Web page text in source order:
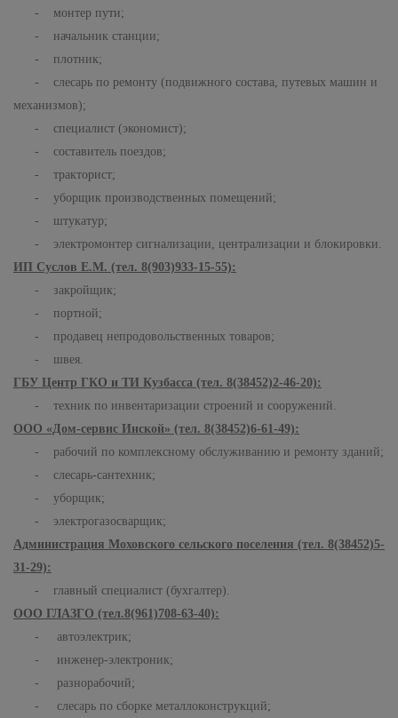
- монтер пути;
- начальник станции;
- плотник;
- слесарь по ремонту (подвижного состава, путевых машин и
механизмов);
- специалист (экономист);
- составитель поездов;
- тракторист;
- уборщик производственных помещений;
- штукатур;
- электромонтер сигнализации, централизации и блокировки.
ИП Суслов Е.М. (тел. 8(903)933-15-55):
- закройщик;
- портной;
- продавец непродовольственных товаров;
- швея.
ГБУ Центр ГКО и ТИ Кузбасса (тел. 8(38452)2-46-20):
- техник по инвентаризации строений и сооружений.
ООО «Дом-сервис Инской» (тел. 8(38452)6-61-49):
- рабочий по комплексному обслуживанию и ремонту зданий;
- слесарь-сантехник;
- уборщик;
- электрогазосварщик;
Администрация Моховского сельского поселения (тел. 8(38452)5-
31-29):
- главный специалист (бухгалтер).
ООО ГЛАЗГО (тел.8(961)708-63-40):
- автоэлектрик;
- инженер-электроник;
- разнорабочий;
- слесарь по сборке металлоконструкций;